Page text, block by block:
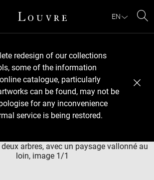
EN
redesign of our collections
some of the information
catalogue, particularly
can be found, may not be
for any inconvenience
service is being restored.
panel